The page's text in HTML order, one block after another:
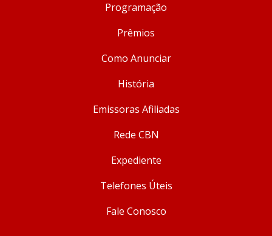
Programação
Prêmios
Como Anunciar
História
Emissoras Afiliadas
Rede CBN
Expediente
Telefones Úteis
Fale Conosco